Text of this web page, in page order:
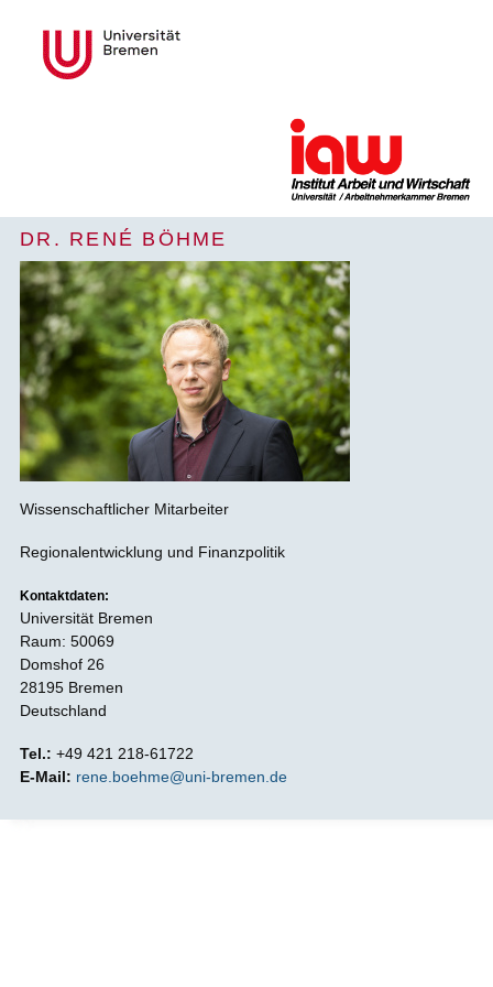
DR. RENÉ BÖHME
Wissenschaftlicher Mitarbeiter
Regionalentwicklung und Finanzpolitik
Kontaktdaten:
Universität Bremen
Raum: 50069
Domshof 26
28195 Bremen
Deutschland
Tel.: +49 421 218-61722
E-Mail: rene.boehme@uni-bremen.de